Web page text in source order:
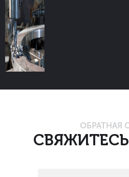
ОБРАТНАЯ